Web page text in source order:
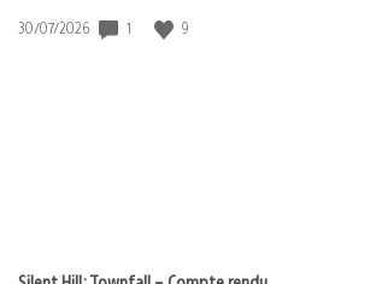
Date
30/07/2026 1 9